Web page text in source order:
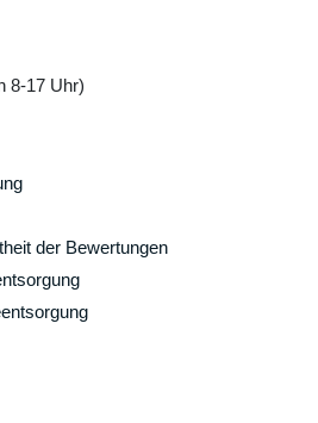
8-17 Uhr)
der Bewertungen